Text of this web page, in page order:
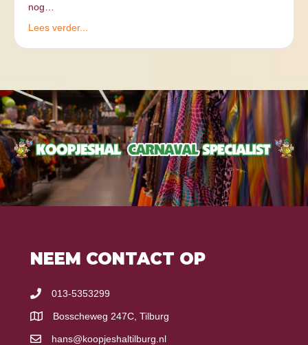
nog…
Lees verder...
NEEM CONTACT OP
013-5353299
Bosscheweg 247C, Tilburg
hans@koopjeshaltilburg.nl